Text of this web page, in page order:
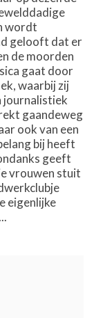
wordt
gelooft dat er
de moorden
gaat door
waarbij zij
journalistiek
gaandeweg
ook van een
bij heeft
geeft
vrouwen stuit
eigenlijke